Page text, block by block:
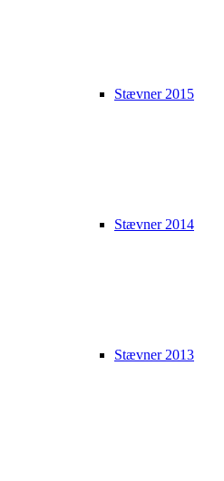
Stævner 2015
Stævner 2014
Stævner 2013